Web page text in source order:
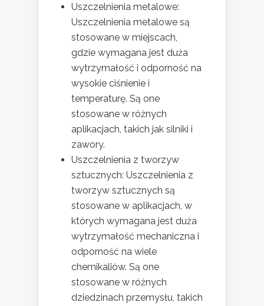
Uszczelnienia metalowe:
Uszczelnienia metalowe są
stosowane w miejscach,
gdzie wymagana jest duża
wytrzymałość i odporność na
wysokie ciśnienie i
temperaturę. Są one
stosowane w różnych
aplikacjach, takich jak silniki i
zawory.
Uszczelnienia z tworzyw
sztucznych: Uszczelnienia z
tworzyw sztucznych są
stosowane w aplikacjach, w
których wymagana jest duża
wytrzymałość mechaniczna i
odporność na wiele
chemikaliów. Są one
stosowane w różnych
dziedzinach przemysłu, takich